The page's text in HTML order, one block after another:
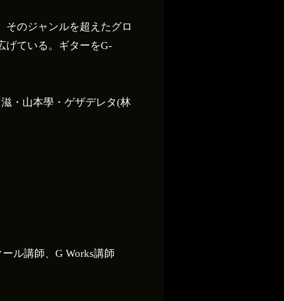
のジャンルを超えたグロ
げている。ギターをG-
・山本學・ゲザデレタ(林
ル講師、G Works講師